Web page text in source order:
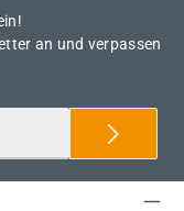
an und verpassen